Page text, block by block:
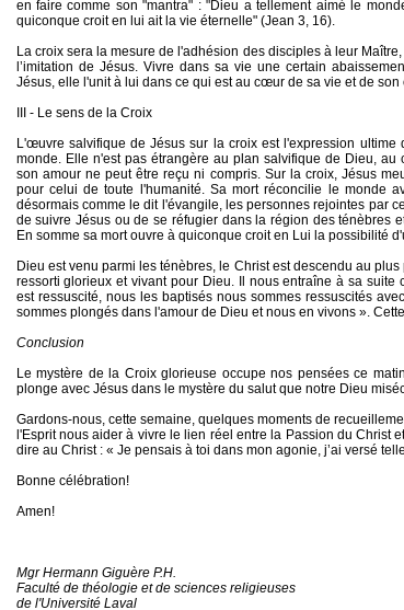
en faire comme son "mantra" : "Dieu a tellement aimé le
quiconque croit en lui ait la vie éternelle" (Jean 3, 16).
La croix sera la mesure de l'adhésion des disciples à leur
l’imitation de Jésus. Vivre dans sa vie une certain
Jésus, elle l'unit à lui dans ce qui est au cœur de sa vie et de son
III - Le sens de la Croix
L'œuvre salvifique de Jésus sur la croix est l'expression
monde. Elle n'est pas étrangère au plan salvifique de Dieu,
son amour ne peut être reçu ni compris. Sur la croix, Jésus
pour celui de toute l'humanité. Sa mort réconcilie le monde
désormais comme le dit l'évangile, les personnes rejointes par
de suivre Jésus ou de se réfugier dans la région des ténèbres
En somme sa mort ouvre à quiconque croit en Lui la possibilité
Dieu est venu parmi les ténèbres, le Christ est descendu au
ressorti glorieux et vivant pour Dieu. Il nous entraîne à sa
est ressuscité, nous les baptisés nous sommes ressuscités
sommes plongés dans l'amour de Dieu et nous en vivons ».
Conclusion
Le mystère de la Croix glorieuse occupe nos pensées ce
plonge avec Jésus dans le mystère du salut que notre Dieu
Gardons-nous, cette semaine, quelques moments de
l'Esprit nous aider à vivre le lien réel entre la Passion du Christ
dire au Christ : « Je pensais à toi dans mon agonie, j’ai versé
Bonne célébration!
Amen!
Mgr Hermann Giguère P.H.
Faculté de théologie et de sciences religieuses
de l'Université Laval